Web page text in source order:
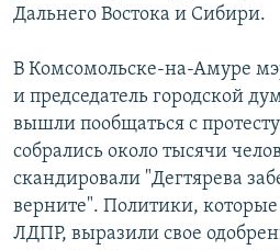
Дальнего Востока и Сибири.
В Комсомольске-на-Амуре
и председатель городской
вышли пообщаться с
собрались около тысячи
скандировали "Дегтярева
верните". Политики,
ЛДПР, выразили свое